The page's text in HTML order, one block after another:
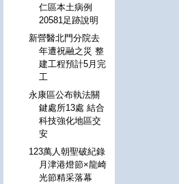
仁區本土病例
20581足跡說明
新營醫北門分院去
年遭祝融之災 整
建工程預計5月完
工
永康區公布執法關
鍵處所13處 結合
科技強化地區交
安
123萬人朝聖破紀錄
月津港燈節×龍崎
光節精采落幕